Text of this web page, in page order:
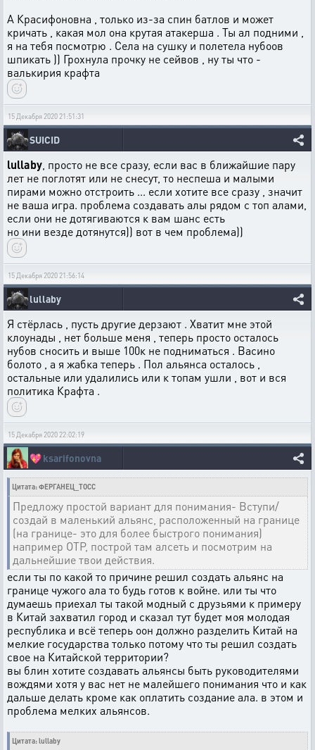
А Красифоновна , только из-за спин батлов и может
кричать , какая мол она крутая атакерша . Ты ал подними ,
я на тебя посмотрю . Села на сушку и полетела нубоов
шпикать )) Грохнула прочку не сейвов , ну ты что -
валькирия крафта
15 Декабря 2020 21:51:31
SUICID
lullaby , просто не все сразу, если вас в ближайшие пару
лет не поглотят или не снесут, то неспеша и малыми
пирами можно отстроить ... если хотите все сразу , значит
не ваша игра. проблема создавать алы рядом с топ алами,
если они не дотягиваются к вам шанс есть
но ини везде дотянутся)) вот в чем проблема))
15 Декабря 2020 21:56:14
lullaby
Я стёрлась , пусть другие дерзают . Хватит мне этой
клоунады , нет больше меня , теперь просто осталось
нубов сносить и выше 100к не подниматься . Васино
болото , а я жабка теперь . Пол альянса осталось ,
остальные или удалились или к топам ушли , вот и вся
политика Крафта .
15 Декабря 2020 22:02:19
💖ksarifonovna
Цитата: ФЕРГАНЕЦ_ТОСС
Предложу простой вариант для понимания- Вступи/
создай в маленький альянс, расположенный на границе
(на границе- это для более быстрого понимания)
например ОТР, построй там алсеть и посмотрим на
дальнейшие твои действия.
если ты по какой то причине решил создать альянс на
границе чужого ала то будь готов к войне. или ты что
думаешь приехал ты такой модный с друзьями к примеру
в Китай захватил город и сказал тут будет моя молодая
республика и всё теперь оон должно разделить Китай на
мелкие государства только потому что ты решил создать
свое на Китайской территории?
вы блин хотите создавать альянсы быть руководителями
вождями хотя у вас нет не малейшего понимания что и как
дальше делать кроме как оплатить создание ала. в этом и
проблема мелких альянсов.
Цитата: lullaby